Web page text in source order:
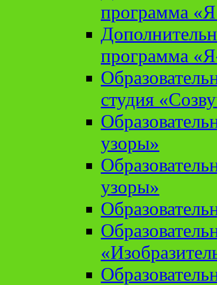
программа «Я
программа
студия
узоры»
узоры»